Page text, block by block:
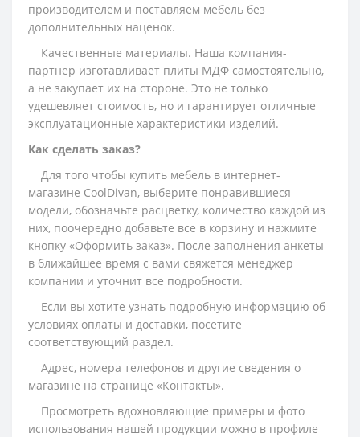
производителем и поставляем мебель без
дополнительных наценок.
Качественные материалы. Наша компания-
партнер изготавливает плиты МДФ самостоятельно,
а не закупает их на стороне. Это не только
удешевляет стоимость, но и гарантирует отличные
эксплуатационные характеристики изделий.
Как сделать заказ?
Для того чтобы купить мебель в интернет-
магазине CoolDivan, выберите понравившиеся
модели, обозначьте расцветку, количество каждой из
них, поочередно добавьте все в корзину и нажмите
кнопку «Оформить заказ». После заполнения анкеты
в ближайшее время с вами свяжется менеджер
компании и уточнит все подробности.
Если вы хотите узнать подробную информацию об
условиях оплаты и доставки, посетите
соответствующий раздел.
Адрес, номера телефонов и другие сведения о
магазине на странице «Контакты».
Просмотреть вдохновляющие примеры и фото
использования нашей продукции можно в профиле